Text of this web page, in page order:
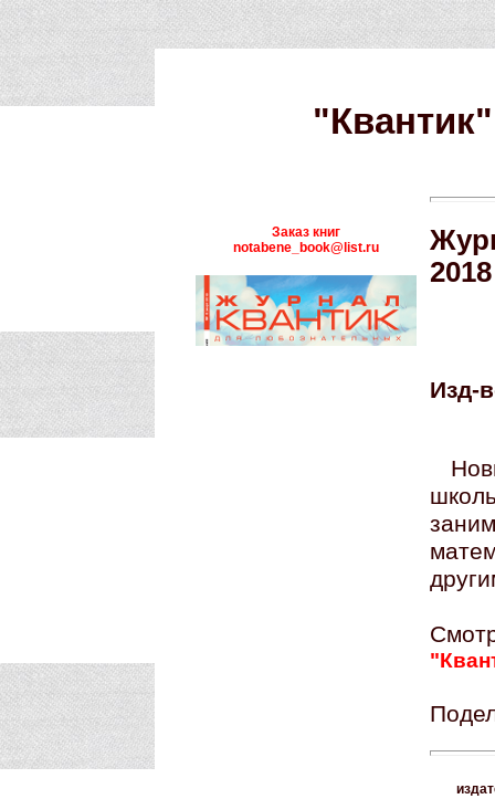
Заказ книг
notabene_book@list.ru
2018
Изд-